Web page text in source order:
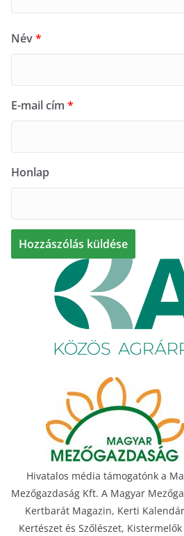
Név*
E-mail cím *
Honlap
Hivatalos média támogatónk a
Mezőgazdaság Kft. A Magyar
Kertbarát Magazin, Kerti
Kertészet és Szőlészet,